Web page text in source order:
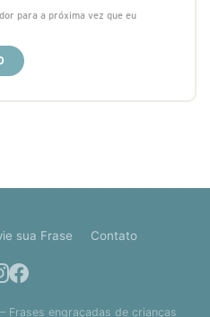
para a próxima vez que eu
sua Frase Contato
Frases engraçadas de crianças